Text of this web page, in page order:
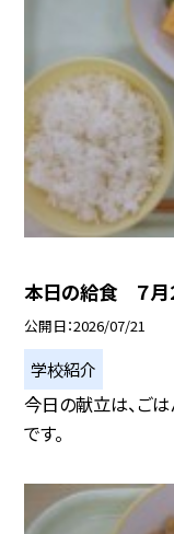
本日の給食 ７月２
公開日 2026/07/21
学校紹介
今日の献立は、ご
です。